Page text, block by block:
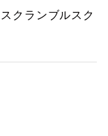
クランブルスク